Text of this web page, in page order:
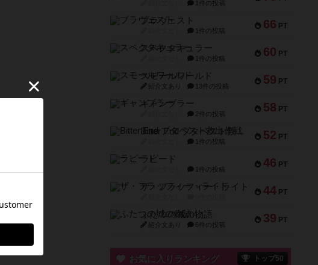
1件の投稿
66 PT
ブラヴェスト
1件の投稿
60 PT
スペクタキュラー
1件の投稿
59 PT
スモールワールド
紹介文あり 13件の投稿
58 PT
ギャンブラー
2件の投稿
52 PT
Bitter End ブタペスト救出作戦
1件の投稿
46 PT
ラピード
1件の投稿
44 PT
ザ・フラッフィー・ライト
39 PT
ふたつの城の物語
紹介文あり 6件の投稿
お気に入りランキング トップ50